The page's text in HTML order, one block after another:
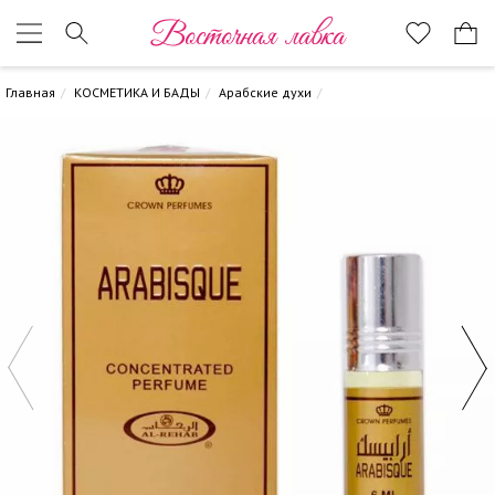
Восточная лавка
Главная КОСМЕТИКА И БАДЫ Арабские духи